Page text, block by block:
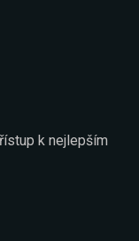
k nejlepším